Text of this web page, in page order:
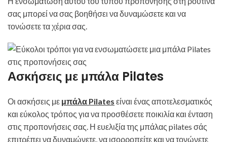
σας μπορεί να σας βοηθήσει να δυναμώσετε και να
τονώσετε τα χέρια σας.
Ασκήσεις με μπάλα Pilates
Οι ασκήσεις με μπάλα Pilates είναι ένας αποτελεσματικός
και εύκολος τρόπος για να προσθέσετε ποικιλία και ένταση
στις προπονήσεις σας. Η ευελιξία της μπάλας pilates σάς
επιτρέπει να δυναμώνετε, να ισορροπείτε και να τονώνετε